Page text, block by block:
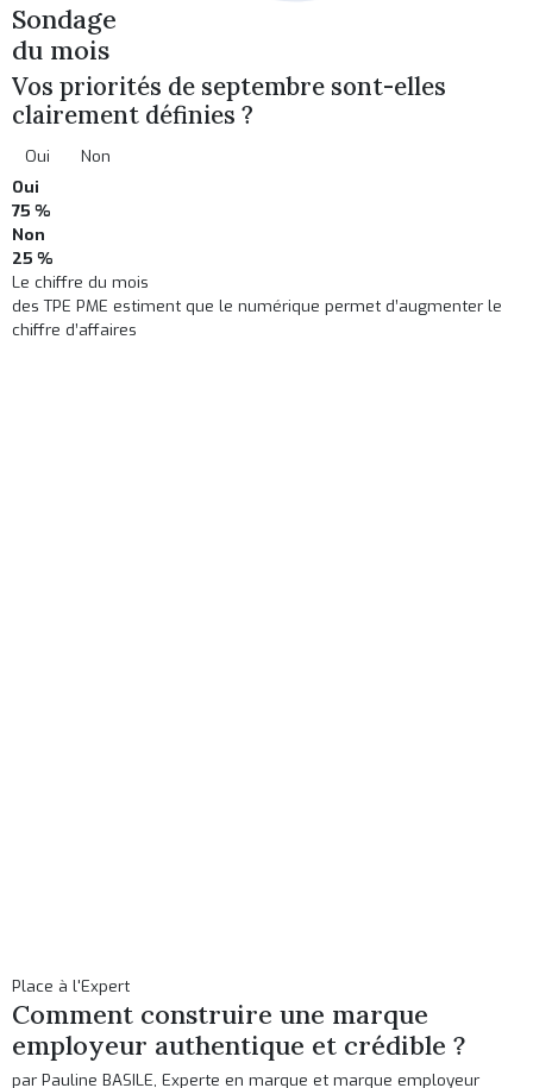
Sondage
du mois
Vos priorités de septembre sont-elles
clairement définies ?
Oui
Non
Oui
75 %
Non
25 %
Le chiffre du mois
des TPE PME estiment que le numérique permet d’augmenter le
chiffre d’affaires
Place à l'Expert
Comment construire une marque
employeur authentique et crédible ?
par Pauline BASILE, Experte en marque et marque employeur